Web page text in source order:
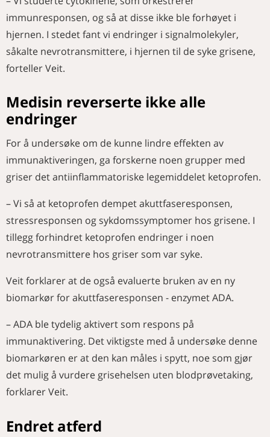
immunresponsen, og så at disse ikke ble forhøyet i
hjernen. I stedet fant vi endringer i signalmolekyler,
såkalte nevrotransmittere, i hjernen til de syke grisene,
forteller Veit.
Medisin reverserte ikke alle
endringer
For å undersøke om de kunne lindre effekten av
immunaktiveringen, ga forskerne noen grupper med
griser det antiinflammatoriske legemiddelet ketoprofen.
– Vi så at ketoprofen dempet akuttfaseresponsen,
stressresponsen og sykdomssymptomer hos grisene. I
tillegg forhindret ketoprofen endringer i noen
nevrotransmittere hos griser som var syke.
Veit forklarer at de også evaluerte bruken av en ny
biomarkør for akuttfaseresponsen - enzymet ADA.
– ADA ble tydelig aktivert som respons på
immunaktivering. Det viktigste med å undersøke denne
biomarkøren er at den kan måles i spytt, noe som gjør
det mulig å vurdere grisehelsen uten blodprøvetaking,
forklarer Veit.
Endret atferd